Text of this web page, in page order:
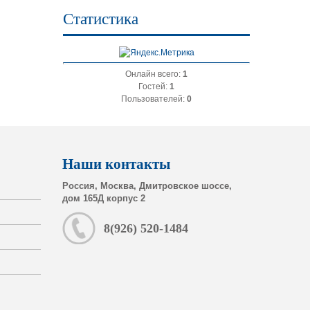
Статистика
Онлайн всего: 1
Гостей: 1
Пользователей: 0
Наши контакты
Россия, Москва, Дмитровское шоссе,
дом 165Д корпус 2
8(926) 520-1484